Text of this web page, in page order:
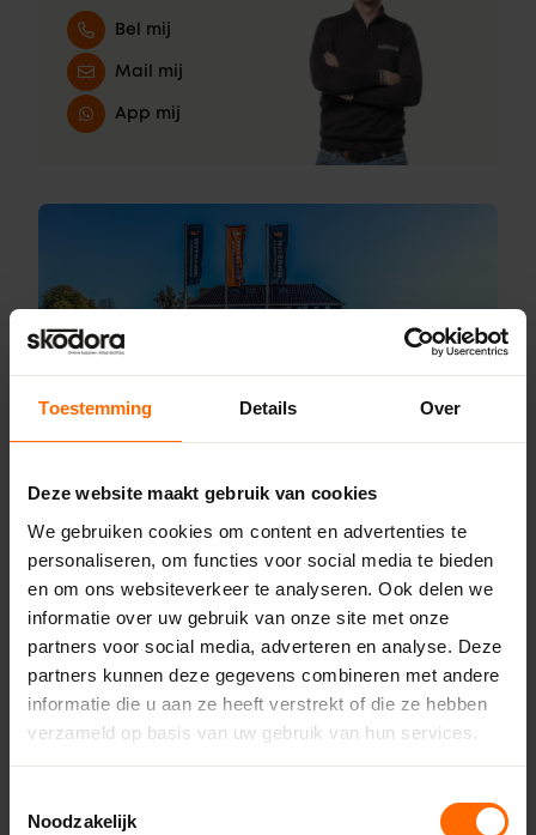
Toestemming Details Over
Deze website maakt gebruik van cookies
We gebruiken cookies om content en advertenties te
personaliseren, om functies voor social media te bieden
en om ons websiteverkeer te analyseren. Ook delen we
informatie over uw gebruik van onze site met onze
partners voor social media, adverteren en analyse. Deze
partners kunnen deze gegevens combineren met andere
informatie die u aan ze heeft verstrekt of die ze hebben
verzameld op basis van uw gebruik van hun services.
Noodzakelijk
Bel mij
Mail mij
App mij
Online kozijnen. Altijd
dichtbij.
Skodora is altijd dichtbij. Dichtbij jou en
dichtbij jouw klus. We zijn niet alleen dichtbij
door wie we zijn, maar ook door letterlijk
dichtbij te zijn. Bekijk onze vestigingen
hieronder:
Heerenveen
Almelo – Witzand